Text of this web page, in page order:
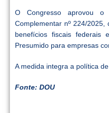
O Congresso aprovou
Complementar nº 224/
benefícios fiscais federais
Presumido para empresas
A medida integra a política
Fonte: DOU